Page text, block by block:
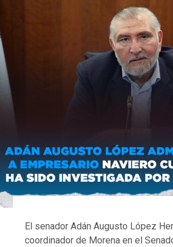
El senador Adán Augusto López
coordinador de Morena en el